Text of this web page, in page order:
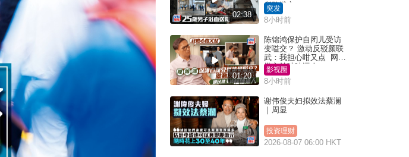
02:38
所堕楼亡
突发
8小时前
01:20
陈锦鸿保护自闭儿受访
变嗌交？ 激动反驳颜联
武：我担心咁又点 网民
批主持咄咄逼人
影视圈
8小时前
谢伟俊夫妇拟效法蔡澜
｜周显
投资理财
2026-08-07 06:00 HKT